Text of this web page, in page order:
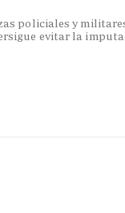
policiales y
evitar la